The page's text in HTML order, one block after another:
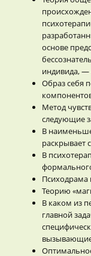
основе
индивида, —
Образ себя
Метод
следующие
В
раскрывает
В
Психодрама
Теорию
В каком из
главной